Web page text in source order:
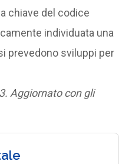
chiave del codice
individuata una
prevedono sviluppi per
Aggiornato con gli